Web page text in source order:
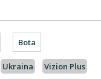
Bota
Ukraina Vizion Plus